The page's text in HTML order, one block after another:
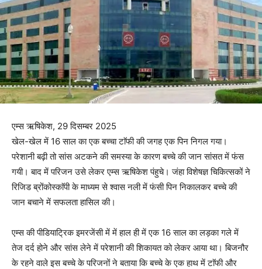
एम्स ऋषिकेश, 29 दिसम्बर 2025
खेल-खेल में 16 साल का एक बच्चा टाॅफी की जगह एक पिन निगल गया।
परेशानी बढ़ी तो सांस अटकने की समस्या के कारण बच्चे की जान सांसत में फंस
गयी। बाद में परिजन उसे लेकर एम्स ऋषिकेश पंहुचे। जंहा विशेषज्ञ चिकित्सकों ने
रिजिड ब्रोंकोस्काॅपी के माध्यम से श्वास नली में फंसी पिन निकालकर बच्चे की
जान बचाने में सफलता हासिल की।
एम्स की पीडियाट्रिक इमरजेंसी में में हाल ही में एक 16 साल का लड़का गले में
तेज दर्द होने और सांस लेने में परेशानी की शिकायत को लेकर आया था। बिजनौर
के रहने वाले इस बच्चे के परिजनों ने बताया कि बच्चे के एक हाथ में टाॅफी और